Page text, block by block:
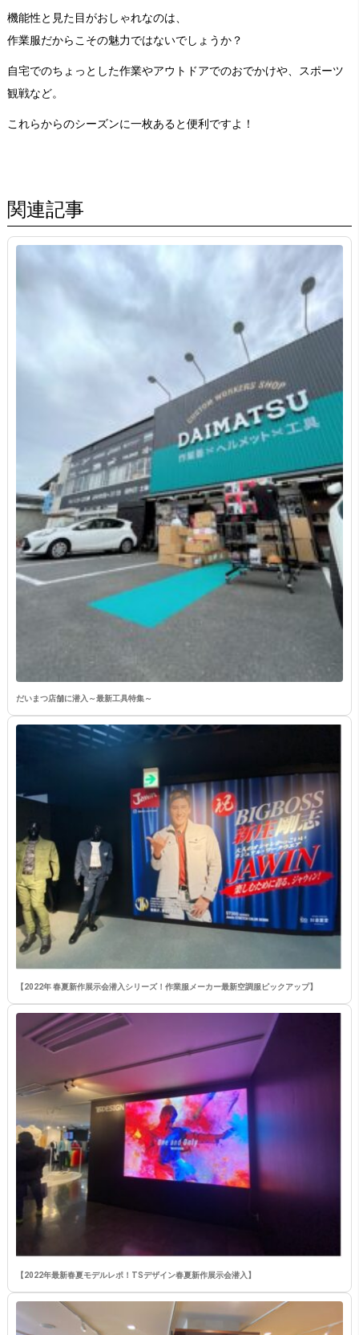
機能性と見た目がおしゃれなのは、
作業服だからこその魅力ではないでしょうか？
自宅でのちょっとした作業やアウトドアでのおでかけや、スポーツ
観戦など。
これらからのシーズンに一枚あると便利ですよ！
関連記事
だいまつ店舗に潜入～最新工具特集～
【2022年 春夏新作展示会潜入シリーズ！作業服メーカー最新空調服ピックアップ】
【2022年最新春夏モデルレポ！TSデザイン春夏新作展示会潜入】